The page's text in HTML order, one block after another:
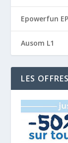
Epowerfun
Ausom L1
LES